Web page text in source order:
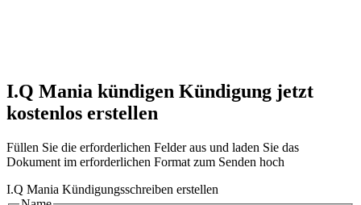
I.Q Mania kündigen Kündigung jetzt
kostenlos erstellen
Füllen Sie die erforderlichen Felder aus und laden Sie das
Dokument im erforderlichen Format zum Senden hoch
I.Q Mania Kündigungsschreiben erstellen